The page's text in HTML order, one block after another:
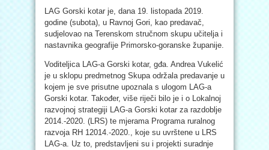
LAG Gorski kotar je, dana 19. listopada 2019.
godine (subota), u Ravnoj Gori, kao predavač,
sudjelovao na Terenskom stručnom skupu učitelja i
nastavnika geografije Primorsko-goranske županije.
Voditeljica LAG-a Gorski kotar, gđa. Andrea Vukelić
je u sklopu predmetnog Skupa održala predavanje u
kojem je sve prisutne upoznala s ulogom LAG-a
Gorski kotar. Također, više riječi bilo je i o Lokalnoj
razvojnoj strategiji LAG-a Gorski kotar za razdoblje
2014.-2020. (LRS) te mjerama Programa ruralnog
razvoja RH 12014.-2020., koje su uvrštene u LRS
LAG-a. Uz to, predstavljeni su i projekti suradnje